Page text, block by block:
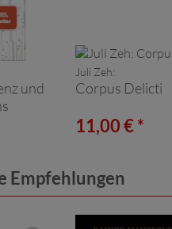
und
Juli Zeh:
Corpus Delicti
11,00 € *
Empfehlungen